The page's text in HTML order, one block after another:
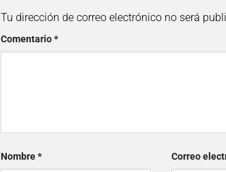
Tu dirección de correo electrónico no será
Comentario*
Nombre* Correo